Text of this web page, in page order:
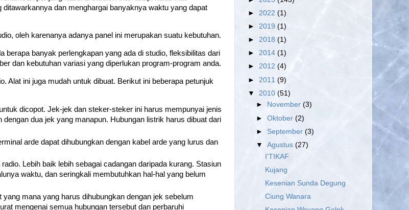
dan menghargai banyaknya waktu yang dapat
oleh karenanya adanya panel ini merupakan suatu kebutuhan.
berapa banyak perlengkapan yang ada di studio, fleksibilitas dari
dan kebutuhan variasi yang diperlukan program-program anda.
Alat ini juga mudah untuk dibuat. Berikut ini beberapa petunjuk
dicopot. Jek-jek dan steker-steker ini harus mempunyai jenis
dua jek yang manapun. Hubungan listrik harus dibuat dari
arde dapat dihubungkan dengan kabel arde yang lurus dan
Lebih baik lebih sebagai cadangan daripada kurang. Stasiun
waktu, dan seringkali membutuhkan hal-hal yang belum
mana yang harus dihubungkan dengan jek sebelum
mengenai semua hubungan tersebut dan perbaruhi
► 2022 (1)
► 2019 (1)
► 2018 (1)
► 2014 (1)
► 2012 (4)
► 2011 (9)
▼ 2010 (51)
►
November(3)
►Oktober(2)
► September(3)
▼Agustus(27)
I’TIKAF
Kujang
Kesenian Sunda Degung
Ciung Wanara